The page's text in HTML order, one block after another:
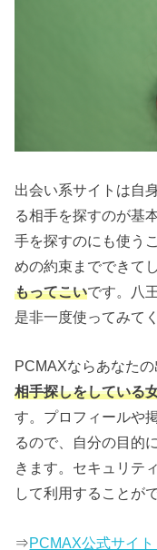
出会い系サイトは自
る相手を探すのが基
手を探すのにも使う
めの約束までできて
もってこいです。八
是非一度使ってみて
PCMAXならあなた
相手探しをしている
す。プロフィールや
るので、自分の目的
きます。セキュリテ
して利用することが
⇒PCMAX公式サイ